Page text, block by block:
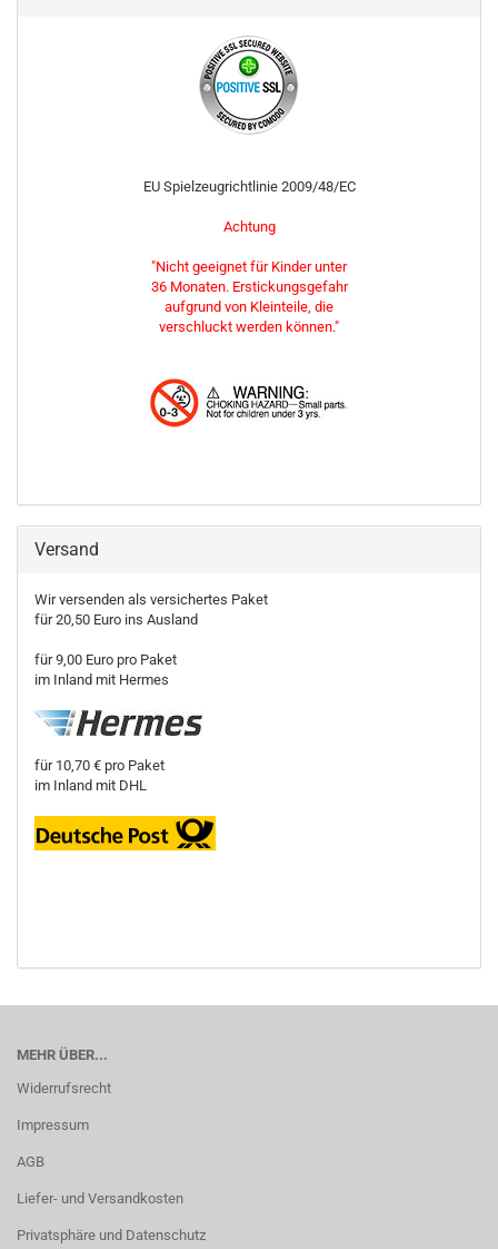
EU Spielzeugrichtlinie 2009/48/EC
Achtung
"Nicht geeignet für Kinder unter
36 Monaten. Erstickungsgefahr
aufgrund von Kleinteile, die
verschluckt werden können."
Versand
Wir versenden als versichertes Paket
für 20,50 Euro ins Ausland
für 9,00 Euro pro Paket
im Inland mit Hermes
für 10,70 € pro Paket
im Inland mit DHL
MEHR ÜBER...
Widerrufsrecht
Impressum
AGB
Liefer- und Versandkosten
Privatsphäre und Datenschutz